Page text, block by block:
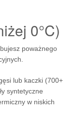
0°C)
poważnego
lub kaczki (700+
syntetyczne
w niskich